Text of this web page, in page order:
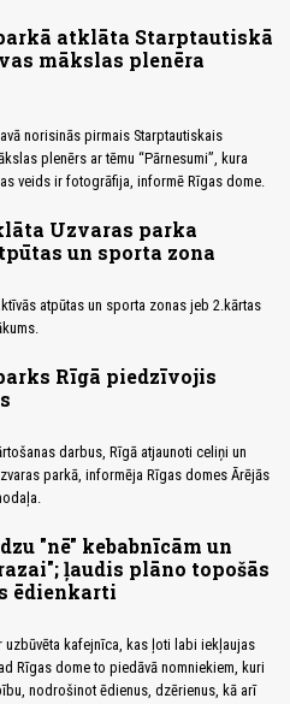
atklāta Starptautiskā
mākslas plenēra
norisinās pirmais Starptautiskais
plenērs ar tēmu “Pārnesumi”, kura
veids ir fotogrāfija, informē Rīgas dome.
Uzvaras parka
un sporta zona
atpūtas un sporta zonas jeb 2.kārtas
Rīgā piedzīvojis
darbus, Rīgā atjaunoti celiņi un
parkā, informēja Rīgas domes Ārējās
"nē" kebabnīcām un
ļaudis plāno topošās
ēdienkarti
uzbūvēta kafejnīca, kas ļoti labi iekļaujas
Rīgas dome to piedāvā nomniekiem, kuri
nodrošinot ēdienus, dzērienus, kā arī